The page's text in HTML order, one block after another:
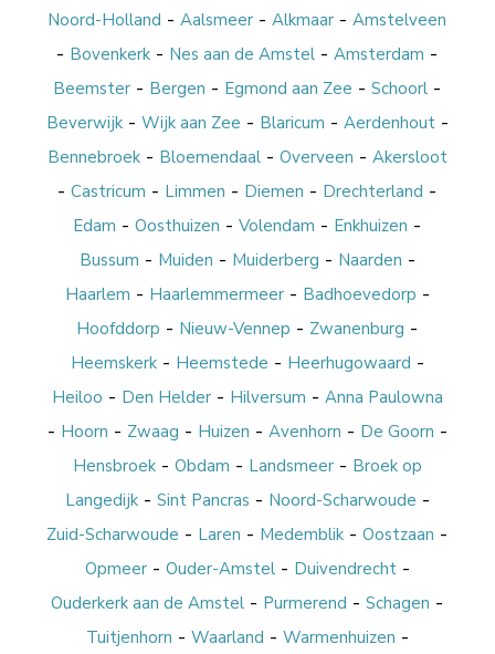
Noord-Holland -Aalsmeer -Alkmaar -Amstelveen
- Bovenkerk - Nes aan de Amstel -Amsterdam -
Beemster - Bergen - Egmond aan Zee -Schoorl -
Beverwijk- Wijk aan Zee - Blaricum - Aerdenhout-
Bennebroek- Bloemendaal- Overveen - Akersloot
-Castricum - Limmen - Diemen - Drechterland -
Edam -Oosthuizen -Volendam - Enkhuizen -
Bussum - Muiden - Muiderberg - Naarden -
Haarlem - Haarlemmermeer- Badhoevedorp -
Hoofddorp - Nieuw-Vennep - Zwanenburg -
Heemskerk- Heemstede - Heerhugowaard -
Heiloo - Den Helder- Hilversum - Anna Paulowna
- Hoorn - Zwaag - Huizen - Avenhorn - De Goorn -
Hensbroek- Obdam - Landsmeer- Broek op
Langedijk- Sint Pancras - Noord-Scharwoude -
Zuid-Scharwoude - Laren - Medemblik -Oostzaan -
Opmeer- Ouder-Amstel- Duivendrecht-
Ouderkerk aan de Amstel - Purmerend -Schagen -
Tuitjenhorn - Waarland - Warmenhuizen -